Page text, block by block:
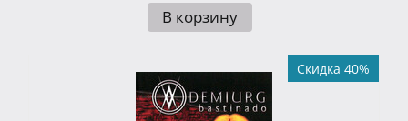
В корзину
Скидка 40%